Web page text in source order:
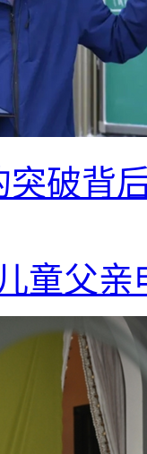
突破背
童父